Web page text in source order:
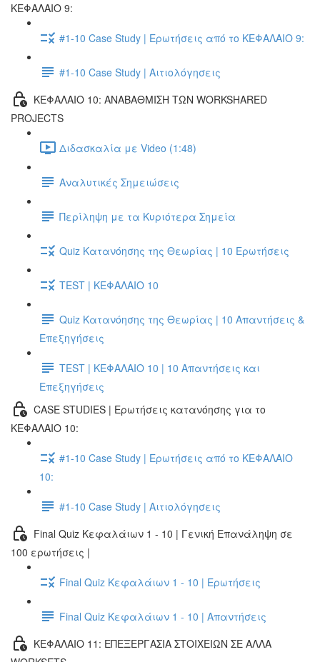
ΚΕΦΑΛΑΙΟ 9:
#1-10 Case Study | Ερωτήσεις από το ΚΕΦΑΛΑΙΟ 9:
#1-10 Case Study | Αιτιολόγησεις
ΚΕΦΑΛΑΙΟ 10: ΑΝΑΒΑΘΜΙΣΗ ΤΩΝ WORKSHARED
PROJECTS
Διδασκαλία με Video (1:48)
Αναλυτικές Σημειώσεις
Περίληψη με τα Κυριότερα Σημεία
Quiz Κατανόησης της Θεωρίας | 10 Ερωτήσεις
TEST | ΚΕΦΑΛΑΙΟ 10
Quiz Κατανόησης της Θεωρίας | 10 Απαντήσεις &
Επεξηγήσεις
TEST | ΚΕΦΑΛΑΙΟ 10 | 10 Απαντήσεις και
Επεξηγήσεις
CASE STUDIES | Ερωτήσεις κατανόησης για το
ΚΕΦΑΛΑΙΟ 10:
#1-10 Case Study | Ερωτήσεις από το ΚΕΦΑΛΑΙΟ
10:
#1-10 Case Study | Αιτιολόγησεις
Final Quiz Κεφαλάιων 1 - 10 | Γενική Επανάληψη σε
100 ερωτήσεις |
Final Quiz Κεφαλάιων 1 - 10 | Ερωτήσεις
Final Quiz Κεφαλάιων 1 - 10 | Απαντήσεις
ΚΕΦΑΛΑΙΟ 11: ΕΠΕΞΕΡΓΑΣΙΑ ΣΤΟΙΧΕΙΩΝ ΣΕ ΑΛΛΑ